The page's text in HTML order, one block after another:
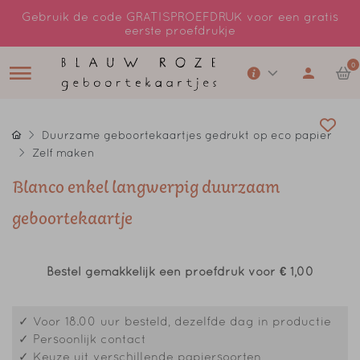
Gebruik de code GRATISPROEFDRUK voor een gratis
eerste proefdrukje
0
Duurzame geboortekaartjes gedrukt op eco papier
Zelf maken
Blanco enkel langwerpig duurzaam
geboortekaartje
Bestel gemakkelijk een proefdruk voor € 1,00
✓ Voor 18.00 uur besteld, dezelfde dag in productie
✓ Persoonlijk contact
✓ Keuze uit verschillende papiersoorten